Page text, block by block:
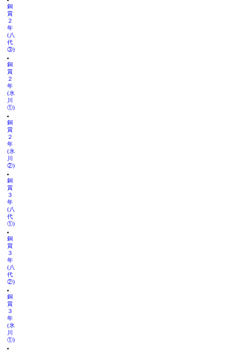
銅
賞
２
年
(八
代
③)
銅
賞
２
年
(氷
川
①)
銅
賞
２
年
(氷
川
②)
銅
賞
３
年
(八
代
①)
銅
賞
３
年
(八
代
②)
銅
賞
３
年
(氷
川
①)